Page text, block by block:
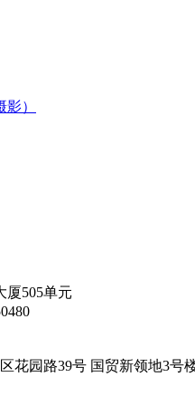
）
厦505单元
花园路39号 国贸新领地3号